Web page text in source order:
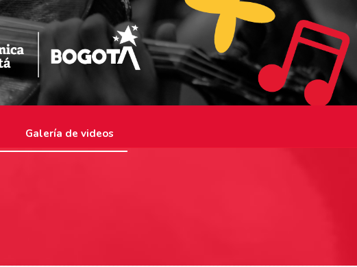
Galería de videos